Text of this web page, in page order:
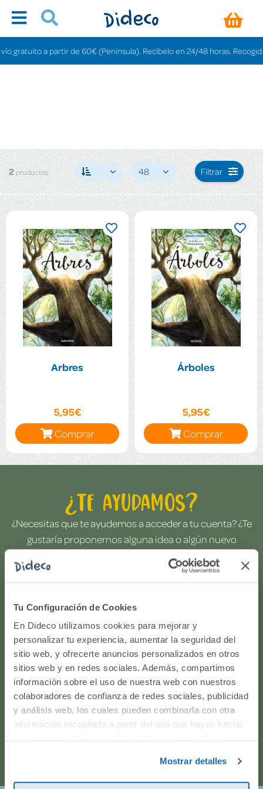
Tu Configuración de Cookies
En Dideco utilizamos cookies para mejorar y
personalizar tu experiencia, aumentar la seguridad del
sitio web, y ofrecerte anuncios personalizados en otros
sitios web y en redes sociales. Además, compartimos
información sobre el uso de nuestra web con nuestros
colaboradores de confianza de redes sociales, publicidad
y análisis web, los cuales pueden combinarla con otra
información recopilada a partir del uso que hayas hecho
Mostrar detalles
gratuito a partir de 60€ (Península). Recíbelo en 24/48 horas. Recogida
2productos 48 Filtrar
Arbres
5,95€
Comprar
Árboles
5,95€
Comprar
¿Te ayudamos?
¿Necesitas que te ayudemos a acceder a tu cuenta? ¿Te
gustaría proponernos alguna idea o algún nuevo
producto? ¿Has realizado un pedido y quieres saber si
todo va viento en popa? Ponte en contacto con
nosotros.
916597360
Correo electrónico
Horario de atención telefónica: de Lunes a Viernes, de
9:00h a 17:00h.